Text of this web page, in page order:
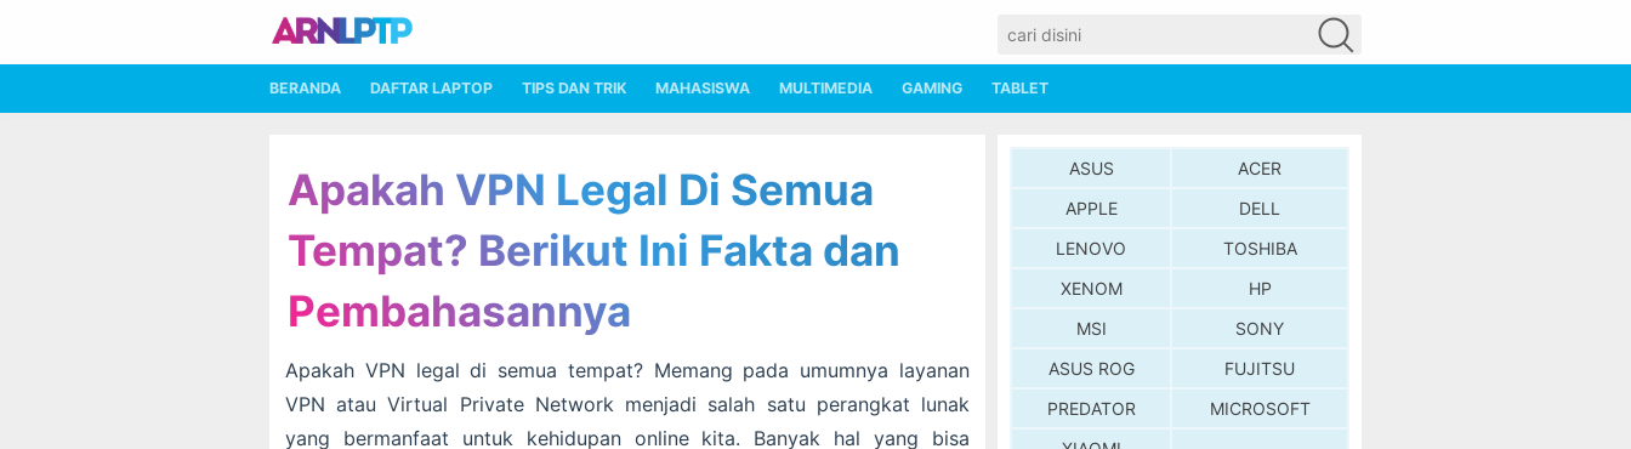
BERANDA DAFTAR LAPTOP TIPS DAN TRIK MAHASISWA MULTIMEDIA GAMING TABLET
Apakah VPN Legal Di Semua
Tempat? Berikut Ini Fakta dan
Pembahasannya
Apakah VPN legal di semua tempat? Memang pada umumnya layanan
VPN atau Virtual Private Network menjadi salah satu perangkat lunak
yang bermanfaat untuk kehidupan online kita. Banyak hal yang bisa
ASUS
ACER
APPLE
DELL
LENOVO
TOSHIBA
XENOM
HP
MSI
SONY
ASUS ROG
FUJITSU
PREDATOR
MICROSOFT